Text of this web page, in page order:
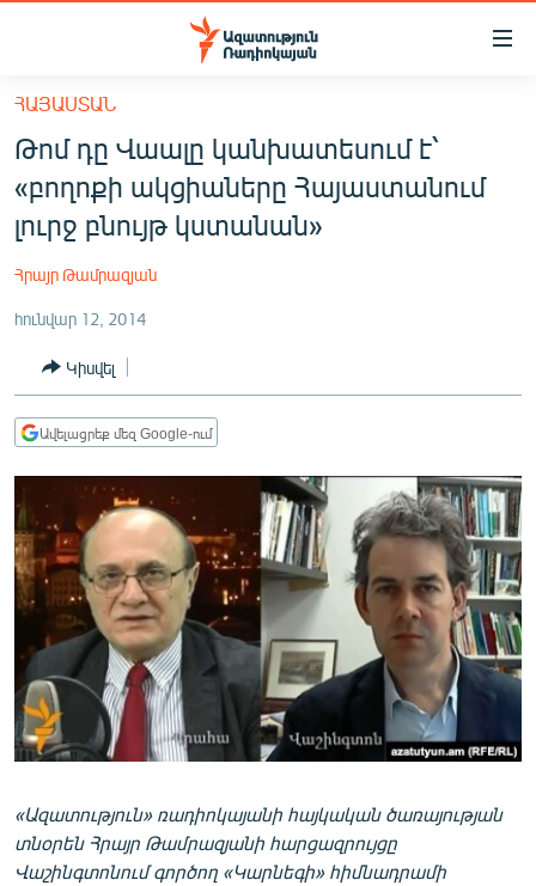
Մատչելիության
հիմնական
բովանդակությանը
հիմնական
մենյուին
ՀԱՅԱՍՏԱՆ
ՔԱՂԱՔԱԿԱՆ
ՏՆՏԵՍՈՒԹՅՈՒՆ
ՂԱՐԱԲԱՂ
ՏԱՐԱԾԱՇՐՋԱՆ
ՄԻՋԱԶԳԱՅԻՆ
ՄՇԱԿՈՒՅԹ
ՍՊՈՐՏ
ՄԵԿՆԱԲԱՆՈՒԹՅՈՒՆ
ՏՏ ԵՒ ԻՆՏԵՐՆԵՏ
ԱՐԽԻՎ
ՏԵՍԱՆՅՈՒԹԵՐ
ՀԱՅԱՍՏԱՆ
Թոմ դը Վաալը կանխատեսում է՝
«բողոքի ակցիաները Հայաստանում
լուրջ բնույթ կստանան»
Հրայր Թամրազյան
հունվար 12, 2014
Կիսվել
Ավելացրեք մեզ Google-ում
«Ազատություն» ռադիոկայանի հայկական ծառայության
տնօրեն Հրայր Թամրազյանի հարցազրույցը
Վաշինգտոնում գործող «Կարնեգի» հիմնադրամի